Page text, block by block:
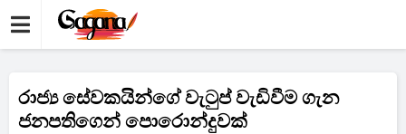
රාජ්‍ය සේවකයින්ගේ වැටුප් වැඩිවීම ගැන
ජනපතිගෙන් පොරොන්දුවක්